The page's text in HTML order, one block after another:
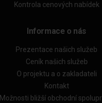
Kontrola cenových nabídek
Informace o nás
Prezentace našich služeb
Ceník našich služeb
O projektu a o zakladateli
Kontakt
Možnosti bližší obchodní